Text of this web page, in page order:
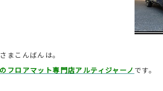
まこんばんは。
フロアマット専門店アルティジャーノ です。